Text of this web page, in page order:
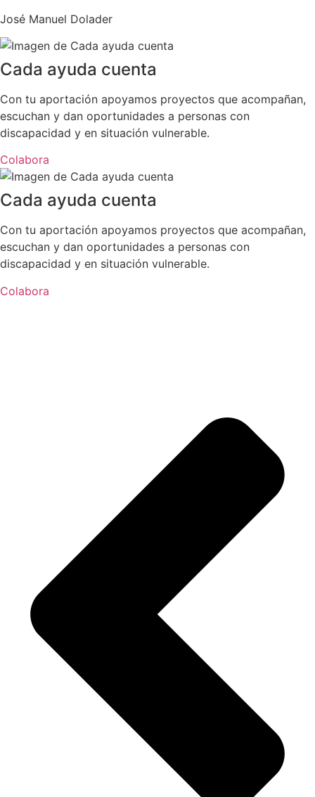
José Manuel Dolader
Cada ayuda cuenta
Con tu aportación apoyamos proyectos que acompañan,
escuchan y dan oportunidades a personas con
discapacidad y en situación vulnerable.
Colabora
Cada ayuda cuenta
Con tu aportación apoyamos proyectos que acompañan,
escuchan y dan oportunidades a personas con
discapacidad y en situación vulnerable.
Colabora